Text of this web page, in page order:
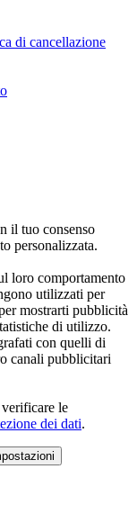
di cancellazione
il tuo consenso
personalizzata.
loro comportamento
utilizzati per
mostrarti pubblicità
di utilizzo.
con quelli di
canali pubblicitari
le
dei dati.